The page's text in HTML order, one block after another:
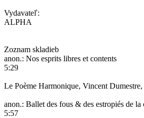
Vydavateľ:
ALPHA
Zoznam skladieb
anon.: Nos esprits libres et contents
5:29
Le Poème Harmonique, Vincent
anon.: Ballet des fous & des estropiés de la
5:57